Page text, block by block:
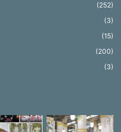
(252)
(3)
(15)
(200)
(3)